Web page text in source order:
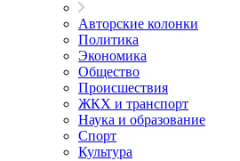
Авторские колонки
Политика
Экономика
Общество
Происшествия
ЖКХ и транспорт
Наука и образование
Спорт
Культура